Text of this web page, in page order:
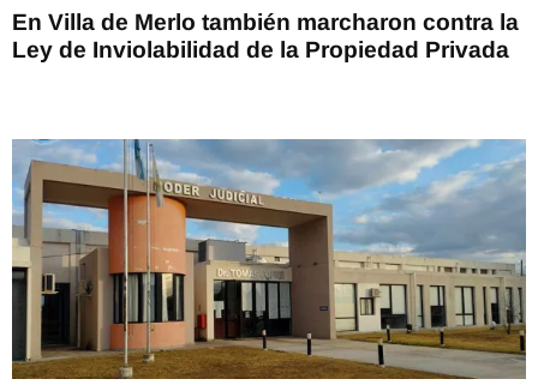
En Villa de Merlo también marcharon contra la
Ley de Inviolabilidad de la Propiedad Privada